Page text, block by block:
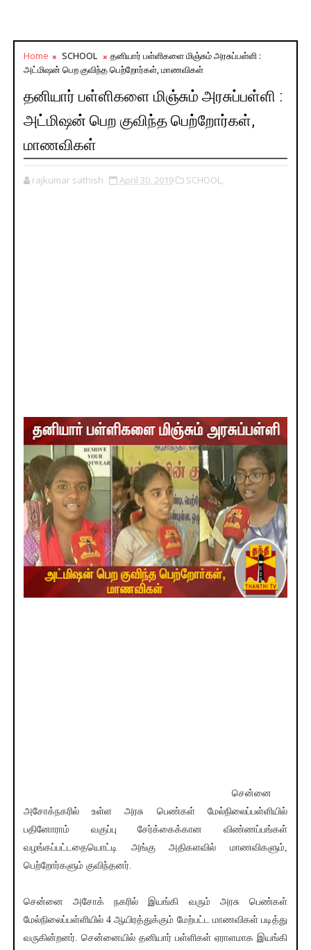
Home SCHOOL
தனியார் பள்ளிகளை மிஞ்சும் அரசுப்பள்ளி :
அட்மிஷன் பெற குவிந்த பெற்றோர்கள், மாணவிகள்
தனியார் பள்ளிகளை மிஞ்சும் அரசுப்பள்ளி :
அட்மிஷன் பெற குவிந்த பெற்றோர்கள்,
மாணவிகள்
rajkumar sathish April 30, 2019 SCHOOL,
சென்னை
அசோக்நகரில் உள்ள அரசு பெண்கள் மேல்நிலைப்பள்ளியில்
பதினோராம் வகுப்பு சேர்க்கைக்கான விண்ணப்பங்கள்
வழங்கப்பட்டதையொட்டி அங்கு அதிகளவில் மாணவிகளும்,
பெற்றோர்களும் குவிந்தனர்.
சென்னை அசோக் நகரில் இயங்கி வரும் அரசு பெண்கள்
மேல்நிலைப்பள்ளியில் 4 ஆயிரத்துக்கும் மேற்பட்ட மாணவிகள் படித்து
வருகின்றனர். சென்னையில் தனியார் பள்ளிகள் ஏராளமாக இயங்கி